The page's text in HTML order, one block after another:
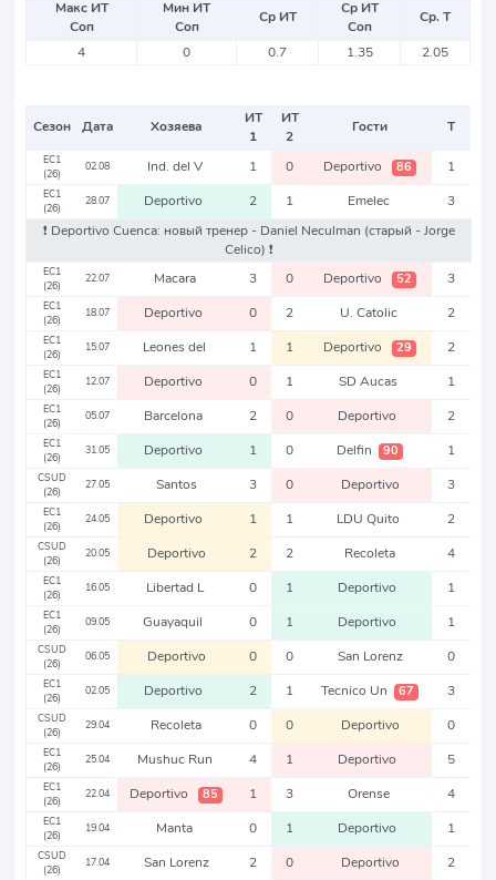
Макс ИТ
Соп
Мин ИТ
Соп
Ср ИТ
Ср ИТ
Соп
Ср. Т
4
0 0.7 1.35 2.05
Сезон Дата Хозяева
ИТ
1
ИТ
2
Гости Т
EC1
(26)
02.08 Ind. del V 1 0 Deportivo 86 1
EC1
(26)
28.07 Deportivo 2 1 Emelec
3
❗️ Deportivo Cuenca: новый тренер - Daniel Neculman (старый - Jorge
Celico) ❗️
EC1
(26)
22.07 Macara 3 0 Deportivo 52 3
EC1
(26)
18.07 Deportivo 0 2 U. Catolic 2
EC1
(26)
15.07 Leones del 1 1 Deportivo 29 2
EC1
(26)
12.07 Deportivo 0 1 SD Aucas 1
EC1
(26)
05.07 Barcelona 2 0 Deportivo 2
EC1
(26)
31.05 Deportivo 1 0 Delfin 90 1
CSUD
(26)
27.05 Santos 3 0 Deportivo 3
EC1
(26)
24.05 Deportivo 1 1 LDU Quito 2
CSUD
(26)
20.05 Deportivo 2 2 Recoleta 4
EC1
(26)
16.05 Libertad L 0 1 Deportivo 1
EC1
(26)
09.05 Guayaquil 0 1 Deportivo 1
CSUD
(26)
06.05 Deportivo 0 0 San Lorenz 0
EC1
(26)
02.05 Deportivo 2 1 Tecnico Un 67 3
CSUD
(26)
29.04 Recoleta 0 0 Deportivo 0
EC1
(26)
25.04 Mushuc Run 4 1 Deportivo 5
EC1
(26)
22.04 Deportivo 85 1 3 Orense 4
EC1
(26)
19.04 Manta 0 1 Deportivo 1
CSUD
(26)
17.04 San Lorenz 2 0 Deportivo 2